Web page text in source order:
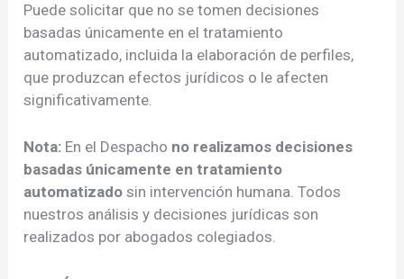
Puede solicitar que no se tomen decisiones
basadas únicamente en el tratamiento
automatizado, incluida la elaboración de perfiles,
que produzcan efectos jurídicos o le afecten
significativamente.
Nota: En el Despacho no realizamos decisiones
basadas únicamente en tratamiento
automatizado sin intervención humana. Todos
nuestros análisis y decisiones jurídicas son
realizados por abogados colegiados.